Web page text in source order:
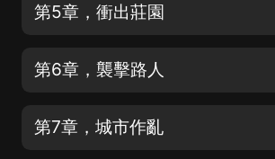
第5章，衝出莊園
第6章，襲擊路人
第7章，城市作亂